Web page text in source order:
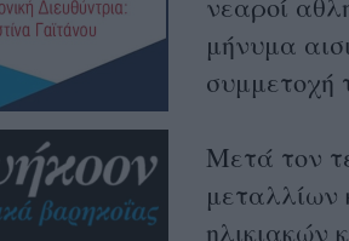
νεαροί
μήνυμα
συμμετοχή
Μετά τον
μεταλλίων
ηλικιακών